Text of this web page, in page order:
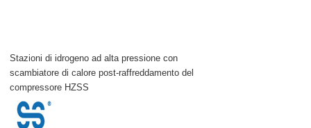
Stazioni di idrogeno ad alta pressione con
scambiatore di calore post-raffreddamento del
compressore HZSS